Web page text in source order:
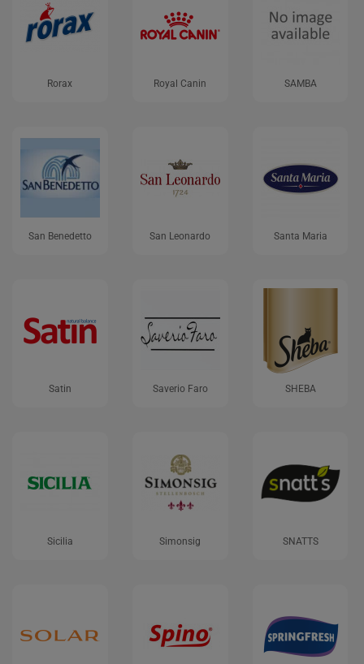
Rorax Royal Canin SAMBA
San Benedetto San Leonardo Santa Maria
Satin Saverio Faro SHEBA
Sicilia Simonsig SNATTS